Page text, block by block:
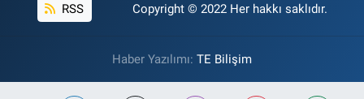
RSS Copyright © 2022 Her hakkı saklıdır.
Haber Yazılımı: TE Bilişim